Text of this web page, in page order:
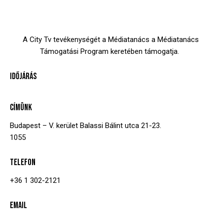
A City Tv tevékenységét a Médiatanács a Médiatanács
Támogatási Program keretében támogatja.
IDŐJÁRÁS
CÍMÜNK
Budapest – V. kerület Balassi Bálint utca 21-23.
1055
TELEFON
+36 1 302-2121
EMAIL